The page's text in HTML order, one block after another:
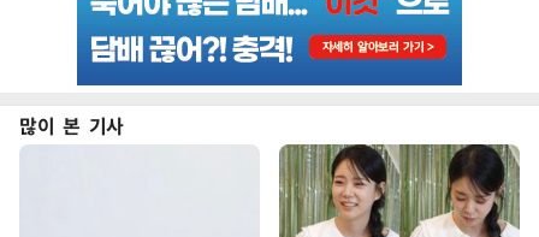
많이 본 기사